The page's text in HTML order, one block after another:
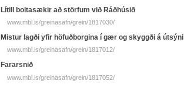
Lítill boltasækir að störfum við Ráðhúsið
www.mbl.is/greinasafn/grein/1817030/
Mistur lagði yfir höfuðborgina í gær og skyggði á útsýni
www.mbl.is/greinasafn/grein/1817012/
Fararsnið
www.mbl.is/greinasafn/grein/1817052/